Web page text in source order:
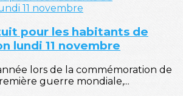
pour les habitants de
lundi 11 novembre
lors de la commémoration de
guerre mondiale,...